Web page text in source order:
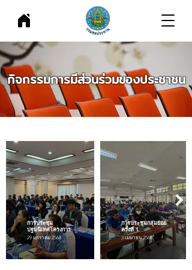
กิจกรรมการมีส่วนร่วมของประชาชน
การประชุม
ปฐมนิเทศโครงการ
29 มกราคม 2568
การประชุมกลุ่มย่อย
ครั้งที่ 1
3 เมษายน 2568